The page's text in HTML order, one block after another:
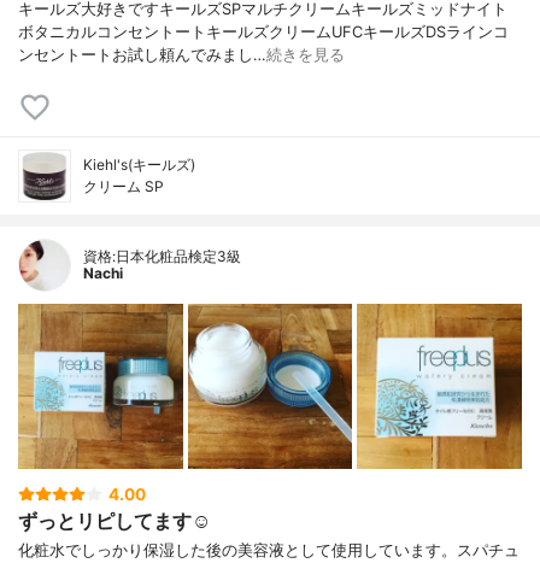
キールズ大好きですキールズSPマルチクリームキールズミッドナイト
ボタニカルコンセントートキールズクリームUFCキールズDSラインコ
ンセントートお試し頼んでみまし…続きを見る
Kiehl's(キールズ)
クリーム SP
資格:日本化粧品検定3級
Nachi
4.00
ずっとリピしてます☺︎
化粧水でしっかり保湿した後の美容液として使用しています。スパチュ